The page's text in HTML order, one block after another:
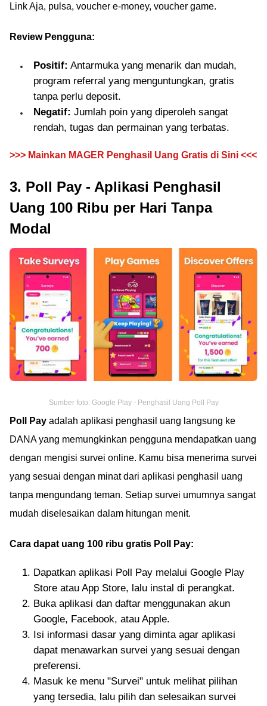
Link Aja, pulsa, voucher e-money, voucher game.
Review Pengguna:
Positif: Antarmuka yang menarik dan mudah,
program referral yang menguntungkan, gratis
tanpa perlu deposit.
Negatif: Jumlah poin yang diperoleh sangat
rendah, tugas dan permainan yang terbatas.
>>> Mainkan MAGER Penghasil Uang Gratis di Sini <<<
3. Poll Pay - Aplikasi Penghasil
Uang 100 Ribu per Hari Tanpa
Modal
Sumber foto: Google Play - Penghasil Uang Poll Pay
Poll Pay adalah aplikasi penghasil uang langsung ke
DANA yang memungkinkan pengguna mendapatkan uang
dengan mengisi survei online. Kamu bisa menerima survei
yang sesuai dengan minat dari aplikasi penghasil uang
tanpa mengundang teman. Setiap survei umumnya sangat
mudah diselesaikan dalam hitungan menit.
Cara dapat uang 100 ribu gratis Poll Pay:
Dapatkan aplikasi Poll Pay melalui Google Play
Store atau App Store, lalu instal di perangkat.
Buka aplikasi dan daftar menggunakan akun
Google, Facebook, atau Apple.
Isi informasi dasar yang diminta agar aplikasi
dapat menawarkan survei yang sesuai dengan
preferensi.
Masuk ke menu "Survei" untuk melihat pilihan
yang tersedia, lalu pilih dan selesaikan survei